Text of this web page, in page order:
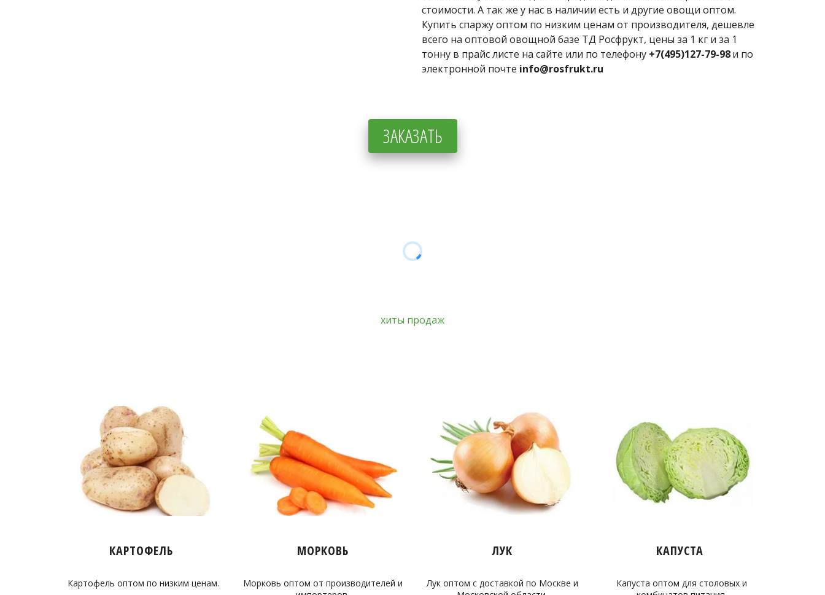
стоимости. А так же у нас в наличии есть и другие овощи оптом.
Купить спаржу оптом по низким ценам от производителя, дешевле
всего на оптовой овощной базе ТД Росфрукт, цены за 1 кг и за 1
тонну в прайс листе на сайте или по телефону +7(495)127-79-98 и по
электронной почте info@rosfrukt.ru
ЗАКАЗАТЬ
хиты продаж
КАРТОФЕЛЬ
Картофель оптом по низким ценам.
МОРКОВЬ
Морковь оптом от производителей и
ЛУК
Лук оптом с доставкой по Москве и
КАПУСТА
Капуста оптом для столовых и